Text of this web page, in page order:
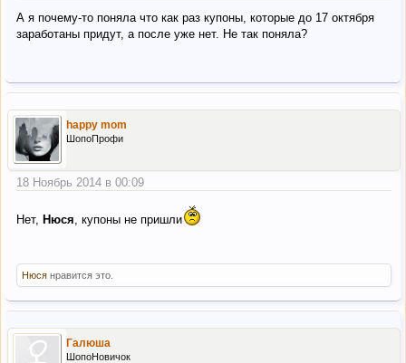
А я почему-то поняла что как раз купоны, которые до 17 октября
заработаны придут, а после уже нет. Не так поняла?
happy mom
ШопоПрофи
18 Ноябрь 2014 в 00:09
Нет, Нюся , купоны не пришли
Нюся нравится это.
Галюша
ШопоНовичок